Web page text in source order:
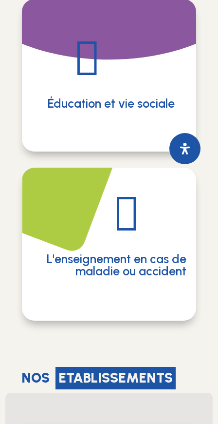

Éducation et vie sociale

L'enseignement en cas de
maladie ou accident
NOS ETABLISSEMENTS